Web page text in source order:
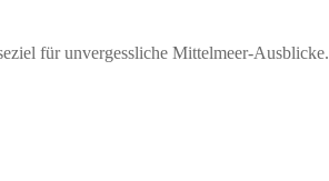
für unvergessliche Mittelmeer-Ausblicke.